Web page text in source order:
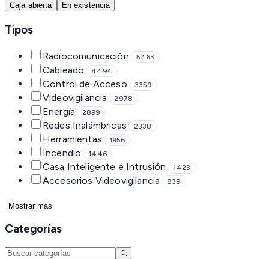
Caja abierta En existencia
Tipos
Radiocomunicación 5463
Cableado 4494
Control de Acceso 3359
Videovigilancia 2978
Energía 2899
Redes Inalámbricas 2338
Herramientas 1956
Incendio 1446
Casa Inteligente e Intrusión 1423
Accesorios Videovigilancia 839
Mostrar más
Categorías